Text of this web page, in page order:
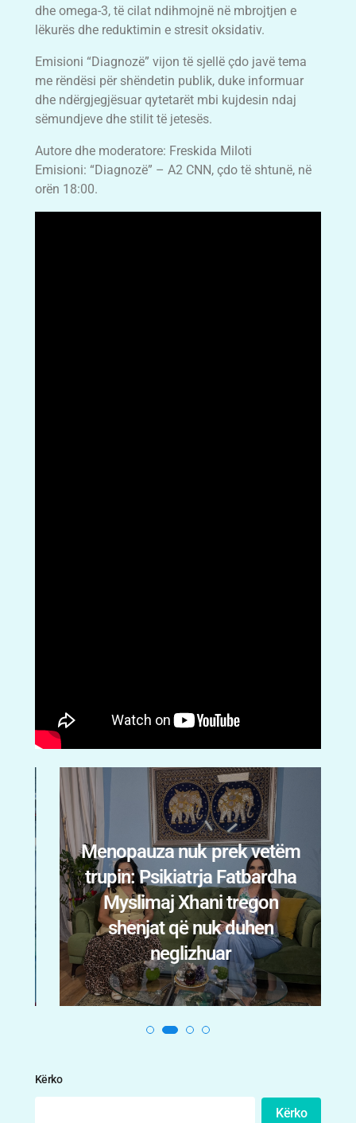
dhe omega-3, të cilat ndihmojnë në mbrojtjen e
lëkurës dhe reduktimin e stresit oksidativ.
Emisioni “Diagnozë” vijon të sjellë çdo javë tema
me rëndësi për shëndetin publik, duke informuar
dhe ndërgjegjësuar qytetarët mbi kujdesin ndaj
sëmundjeve dhe stilit të jetesës.
Autore dhe moderatore: Freskida Miloti
Emisioni: “Diagnozë” – A2 CNN, çdo të shtunë, në
orën 18:00.
Menopauza nuk prek vetëm
trupin: Psikiatrja Fatbardha
Myslimaj Xhani tregon
shenjat që nuk duhen
neglizhuar
Kërko
Kërko